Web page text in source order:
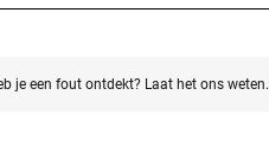
je een fout ontdekt? Laat het ons weten.